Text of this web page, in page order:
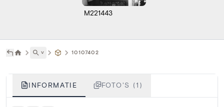
M221443
˅ 10107402
INFORMATIE FOTO'S (1)